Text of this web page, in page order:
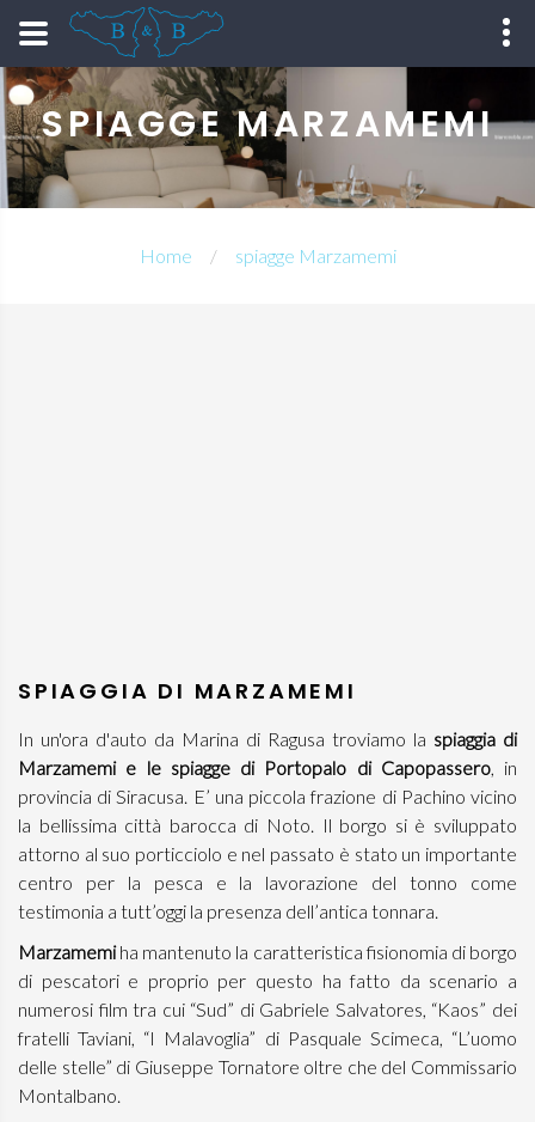
SPIAGGE MARZAMEMI
Home spiagge Marzamemi
SPIAGGIA DI MARZAMEMI
In un'ora d'auto da Marina di Ragusa troviamo la spiaggia di
Marzamemi e le spiagge di Portopalo di Capopassero, in
provincia di Siracusa. E’ una piccola frazione di Pachino vicino
la bellissima città barocca di Noto. Il borgo si è sviluppato
attorno al suo porticciolo e nel passato è stato un importante
centro per la pesca e la lavorazione del tonno come
testimonia a tutt’oggi la presenza dell’antica tonnara.
Marzamemiha mantenuto la caratteristica fisionomia di borgo
di pescatori e proprio per questo ha fatto da scenario a
numerosi film tra cui “Sud” di Gabriele Salvatores, “Kaos” dei
fratelli Taviani, “I Malavoglia” di Pasquale Scimeca, “L’uomo
delle stelle” di Giuseppe Tornatore oltre che del Commissario
Montalbano.